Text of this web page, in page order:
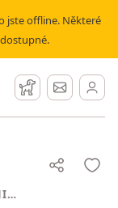
jste offline. Některé
Hlídací pes
Zprávy